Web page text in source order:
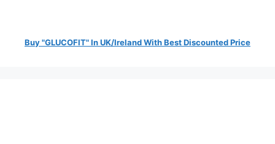
Buy "GLUCOFIT" In UK/Ireland With Best Discounted Price